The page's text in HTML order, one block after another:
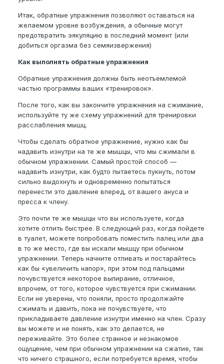
Итак, обратные упражнения позволяют оставаться на
желаемом уровне возбуждения, а обычные могут
предотвратить эякуляцию в последний момент (или
добиться оргазма без семяизвержения)
Как выполнять обратные упражнения
Обратные упражнения должны быть неотъемлемой
частью программы ваших «тренировок».
После того, как вы закончите упражнения на сжимание,
используйте ту же схему упражнений для тренировки
расслабления мышц.
Чтобы сделать обратное упражнение, нужно как бы
надавить изнутри на те же мышцы, что мы сжимали в
обычном упражнении. Самый простой способ —
надавить изнутри, как будто пытаетесь пукнуть, потом
сильно выдохнуть и одновременно попытаться
перенести это давление вперед, от вашего ануса и
пресса к члену.
Это почти те же мышцы что вы используете, когда
хотите отлить быстрее. В следующий раз, когда пойдете
в туалет, можете попробовать поместить палец или два
в то же место, где вы искали мышцу при обычном
упражнении. Теперь начните отливать и постарайтесь
как бы «увеличить напор», при этом под пальцами
почувствуется некоторое выпирание, отличное,
впрочем, от того, которое чувствуется при сжимании.
Если не уверены, что поняли, просто продолжайте
сжимать и давить, пока не почувствуете, что
прикладываете давление изнутри именно на член. Сразу
вы можете и не понять, как это делается, не
переживайте. Это более странное и незнакомое
ощущение, чем при обычном упражнении на сжатие, так
что ничего страшного, если потребуется время, чтобы